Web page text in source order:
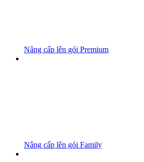
Nâng cấp lên gói Premium
Nâng cấp lên gói Family